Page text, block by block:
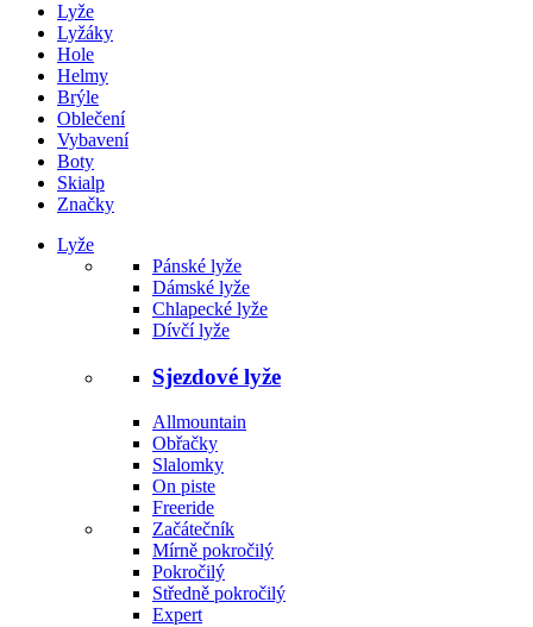
Lyže
Lyžáky
Hole
Helmy
Brýle
Oblečení
Vybavení
Boty
Skialp
Značky
Lyže
Pánské lyže
Dámské lyže
Chlapecké lyže
Dívčí lyže
Sjezdové lyže
Allmountain
Obřačky
Slalomky
On piste
Freeride
Začátečník
Mírně pokročilý
Pokročilý
Středně pokročilý
Expert